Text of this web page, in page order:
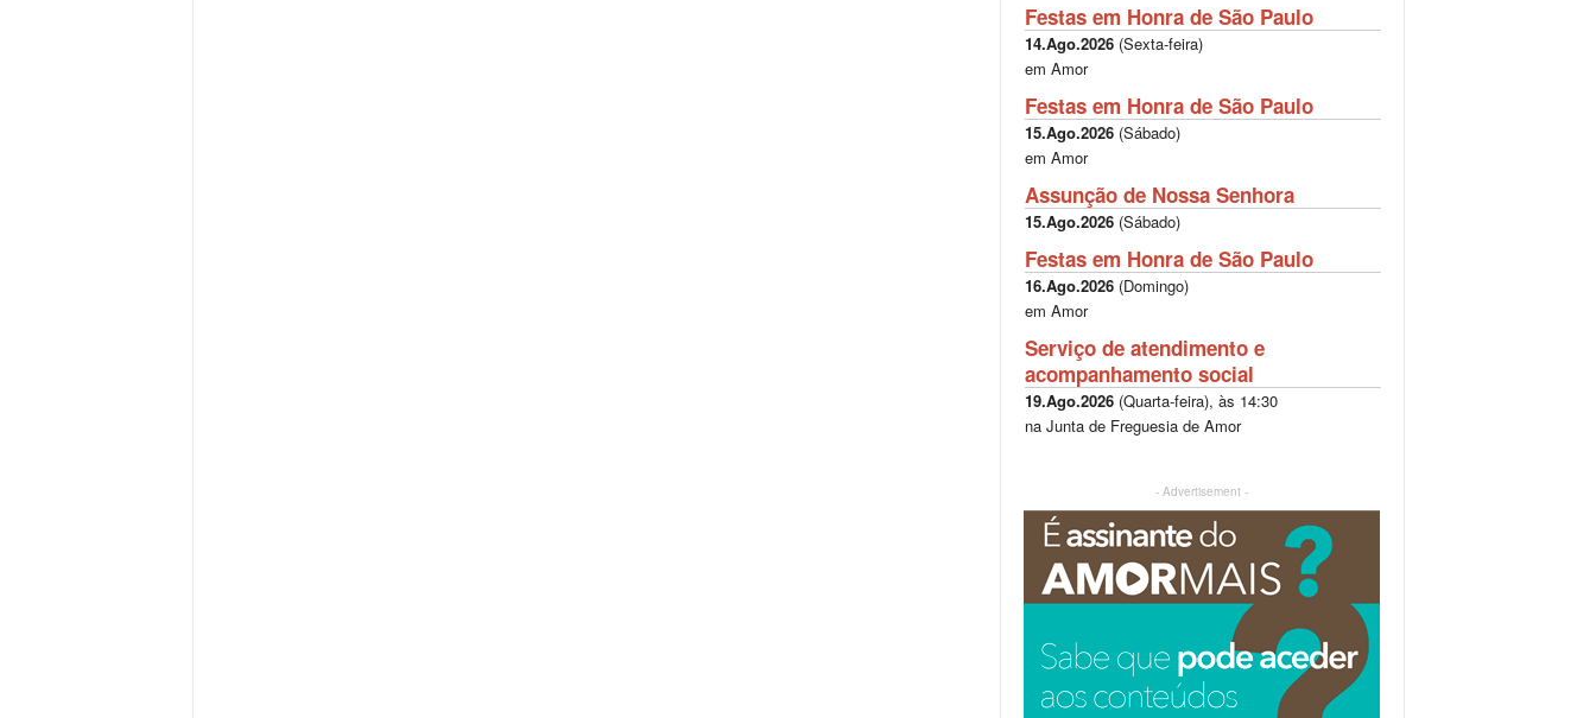
Festas em Honra de São Paulo
14.Ago.2026(Sexta-feira)
em Amor
Festas em Honra de São Paulo
15.Ago.2026(Sábado)
em Amor
Assunção de Nossa Senhora
15.Ago.2026(Sábado)
Festas em Honra de São Paulo
16.Ago.2026(Domingo)
em Amor
Serviço de atendimento e
acompanhamento social
19.Ago.2026(Quarta-feira), às 14:30
na Junta de Freguesia de Amor
- Advertisement -